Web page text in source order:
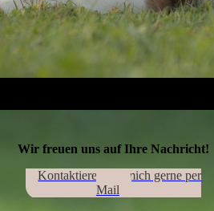
Wir freuen uns auf Ihre Nachricht!
Kontaktieren Sie mich gerne per
Mail